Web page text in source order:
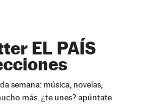
EL PAÍS
semana: música, novelas,
más. ¿te unes? apúntate